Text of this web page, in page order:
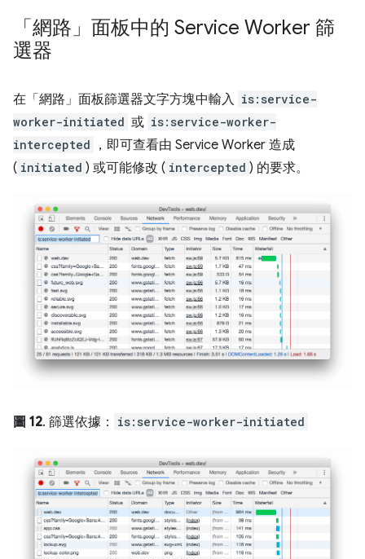
「網路」面板中的 Service Worker 篩
選器
在「網路」面板篩選器文字方塊中輸入 is:service-
worker-initiated 或 is:service-worker-
intercepted
，即可查看由 Service Worker 造成
( initiated ) 或可能修改 ( intercepted ) 的要求。
圖 12. 篩選依據： is:service-worker-initiated